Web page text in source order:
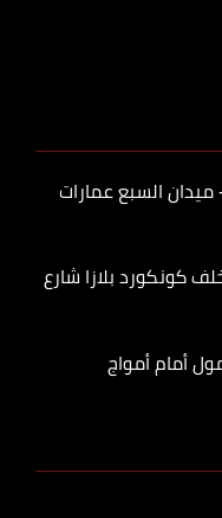
- ميدان السبع عمارات
الجزيرة خلف كونكورد بلازا شارع
أمام أمواج